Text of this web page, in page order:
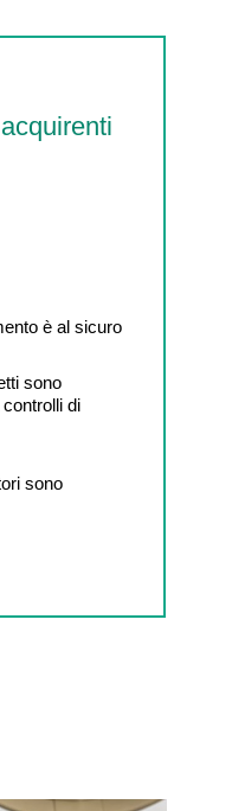
è al sicuro
sono
di
sono